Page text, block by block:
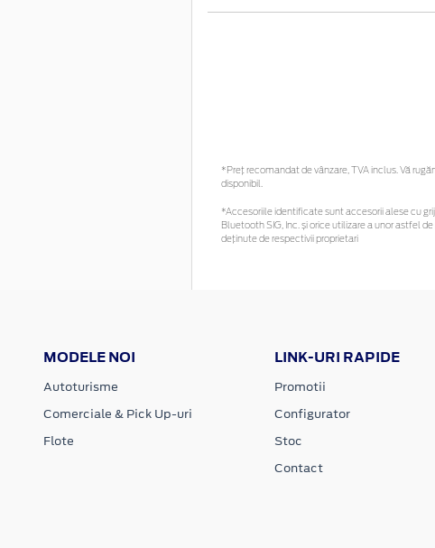
*Preţ recomandat de vânzare, TVA inclus. Vă
disponibil.
*Accesoriile identificate sunt accesorii alese cu
Bluetooth SIG, Inc. și orice utilizare a unor astfel
deținute de respectivii proprietari
MODELE NOI
Autoturisme
Comerciale & Pick Up-uri
Flote
LINK-URI RAPIDE
Promotii
Configurator
Stoc
Contact